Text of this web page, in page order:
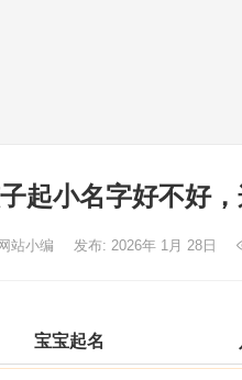
起小名字好不好
网站小编 发布: 2026年 1月 28日
宝宝起名